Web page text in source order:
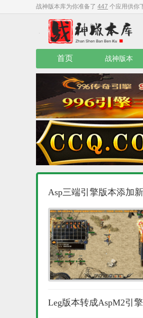
战神版本库为你准备了 447 个应用供你
首页 战神版本
Asp三端引擎版本添加
Leg版本转成AspM2引